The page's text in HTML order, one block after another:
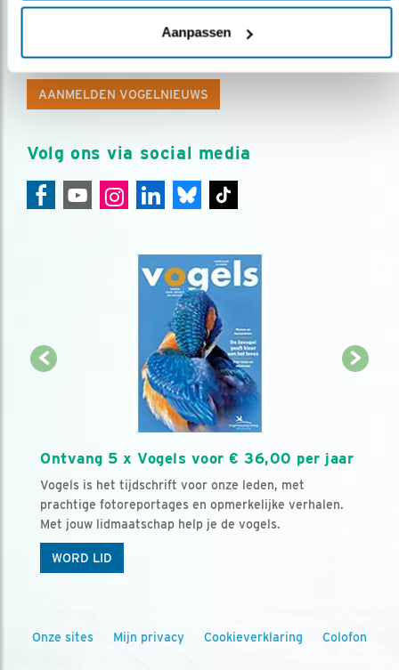
Aanpassen
Op de hoogte blijven?
Meld je aan en ontvang nieuws, inspiratie, acties en tips
over vogels en activiteiten van Vogelbescherming.
AANMELDEN VOGELNIEUWS
Volg ons via social media
Ontvang 5 x Vogels voor € 36,00 per jaar
Vogels is het tijdschrift voor onze leden, met
prachtige fotoreportages en opmerkelijke verhalen.
Met jouw lidmaatschap help je de vogels.
WORD LID
Onze sites Mijn privacy Cookieverklaring Colofon